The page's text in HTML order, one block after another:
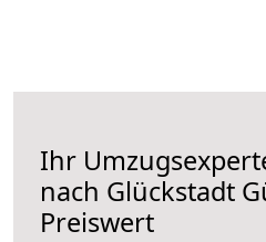
Ihr
nach Glückstadt
Preiswert